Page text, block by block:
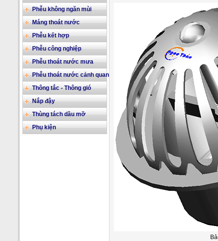
Phễu không ngăn mùi
Máng thoát nước
Phễu kết hợp
Phễu công nghiệp
Phễu thoát nước mưa
Phễu thoát nước cảnh quan
Thông tắc - Thông gió
Nắp đậy
Thùng tách dầu mỡ
Phụ kiện